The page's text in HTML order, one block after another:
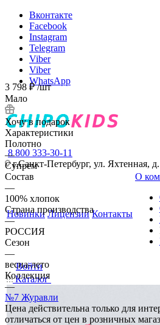
Вконтакте
Facebook
Instagram
Telegram
Viber
Viber
WhatsApp
8 800 333-30-11
г.Санкт-Петербург, ул. Яхтенная,
Новинки Лицензии Контакты
О
Войти
Каталог
3 798 ₽ /шт
Мало
Хочу в подарок
Характеристики
Полотно
—
Супрем
Состав
—
100% хлопок
Страна производства
—
РОССИЯ
Сезон
—
весна-лето
Коллекция
—
№7 Журавли
Цена действительна только для
отличаться от цен в розничных